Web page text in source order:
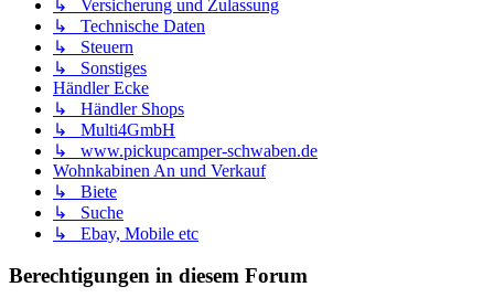
↳ Versicherung und Zulassung
↳ Technische Daten
↳ Steuern
↳ Sonstiges
Händler Ecke
↳ Händler Shops
↳ Multi4GmbH
↳ www.pickupcamper-schwaben.de
Wohnkabinen An und Verkauf
↳ Biete
↳ Suche
↳ Ebay, Mobile etc
Berechtigungen in diesem Forum